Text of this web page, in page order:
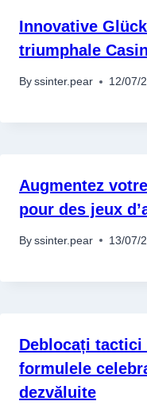
Innovative
triumphale
By ssinter.pear 12/07/
Augmentez
pour des jeux
By ssinter.pear 13/07/
Deblocați
formulele
dezvăluite